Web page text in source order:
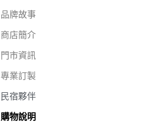
品牌故事
商店簡介
門市資訊
專業訂製
民宿夥伴
購物說明